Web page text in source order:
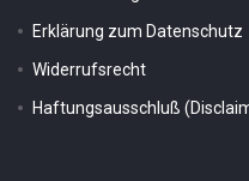
Erklärung zum Datenschutz
Widerrufsrecht
Haftungsausschluß